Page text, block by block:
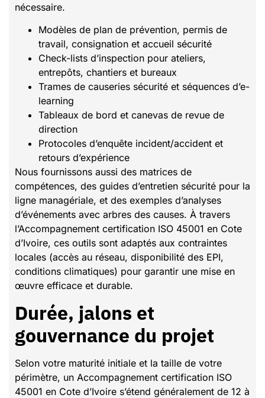
nécessaire.
Modèles de plan de prévention, permis de
travail, consignation et accueil sécurité
Check-lists d’inspection pour ateliers,
entrepôts, chantiers et bureaux
Trames de causeries sécurité et séquences d’e-
learning
Tableaux de bord et canevas de revue de
direction
Protocoles d’enquête incident/accident et
retours d’expérience
Nous fournissons aussi des matrices de
compétences, des guides d’entretien sécurité pour la
ligne managériale, et des exemples d’analyses
d’événements avec arbres des causes. À travers
l’Accompagnement certification ISO 45001 en Cote
d’Ivoire, ces outils sont adaptés aux contraintes
locales (accès au réseau, disponibilité des EPI,
conditions climatiques) pour garantir une mise en
œuvre efficace et durable.
Durée, jalons et
gouvernance du projet
Selon votre maturité initiale et la taille de votre
périmètre, un Accompagnement certification ISO
45001 en Cote d’Ivoire s’étend généralement de 12 à